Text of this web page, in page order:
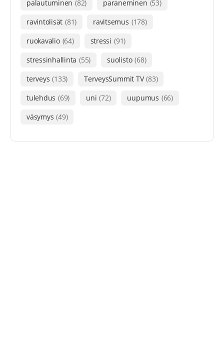
palautuminen (82) paraneminen (53)
ravintolisät (81) ravitsemus (178)
ruokavalio (64) stressi (91)
stressinhallinta (55) suolisto (68)
terveys (133) TerveysSummit TV (83)
tulehdus (69) uni (72) uupumus (66)
väsymys (49)